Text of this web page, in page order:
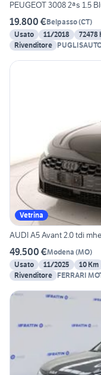
PEUGEOT 3008 2ªs 1.5
19.800 €Belpasso(CT)
Usato
11/2018 72478
Rivenditore
Vetrina
AUDI A5 Avant 2.0 tdi
49.500 €Modena (MO)
Usato
11/2025 10 Km
Rivenditore FERRARI